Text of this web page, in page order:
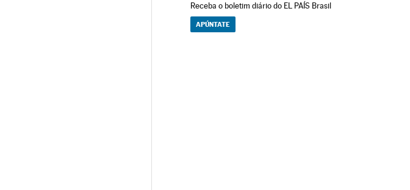
Receba o boletim diário do EL PAÍS Brasil
APÚNTATE